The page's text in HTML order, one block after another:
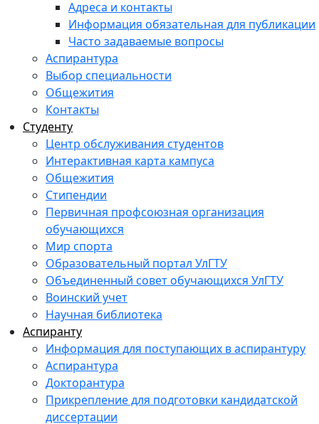
Адреса и контакты
Информация обязательная для публикации
Часто задаваемые вопросы
Аспирантура
Выбор специальности
Общежития
Контакты
Студенту
Центр обслуживания студентов
Интерактивная карта кампуса
Общежития
Стипендии
Первичная профсоюзная организация
обучающихся
Мир спорта
Образовательный портал УлГТУ
Объединенный совет обучающихся УлГТУ
Воинский учет
Научная библиотека
Аспиранту
Информация для поступающих в аспирантуру
Аспирантура
Докторантура
Прикрепление для подготовки кандидатской
диссертации